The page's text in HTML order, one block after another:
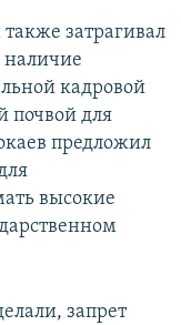
затрагивал
наличие
кадровой
почвой для
предложил
высокие
запрет